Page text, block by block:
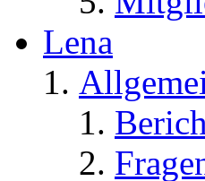
Lena